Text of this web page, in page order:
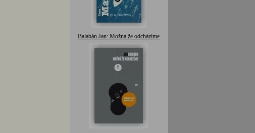
Balabán Jan: Možná že odcházíme